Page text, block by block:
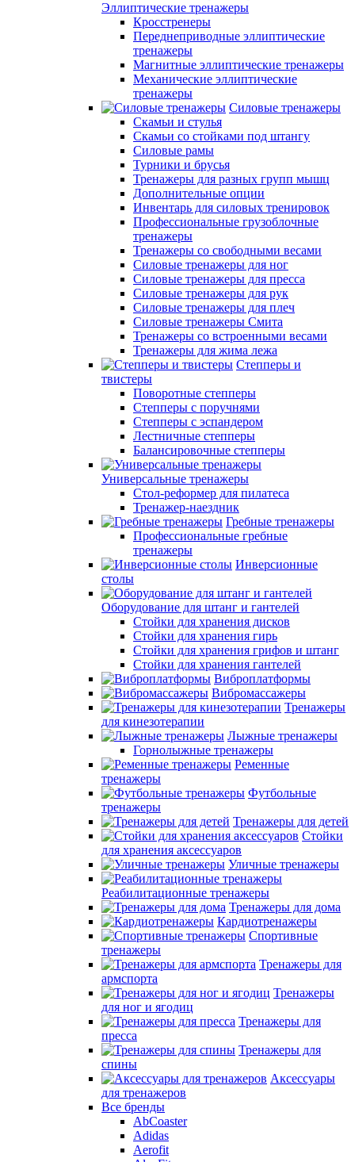
Эллиптические тренажеры
Кросстренеры
Переднеприводные эллиптические
тренажеры
Магнитные эллиптические тренажеры
Механические эллиптические
тренажеры
Силовые тренажеры
Скамьи и стулья
Скамьи со стойками под штангу
Силовые рамы
Турники и брусья
Тренажеры для разных групп мышц
Дополнительные опции
Инвентарь для силовых тренировок
Профессиональные грузоблочные
тренажеры
Тренажеры со свободными весами
Силовые тренажеры для ног
Силовые тренажеры для пресса
Силовые тренажеры для рук
Силовые тренажеры для плеч
Силовые тренажеры Смита
Тренажеры со встроенными весами
Тренажеры для жима лежа
Степперы и
твистеры
Поворотные степперы
Степперы с поручнями
Степперы с эспандером
Лестничные степперы
Балансировочные степперы
Универсальные тренажеры
Стол-реформер для пилатеса
Тренажер-наездник
Гребные тренажеры
Профессиональные гребные
тренажеры
Инверсионные
столы
Оборудование для штанг и гантелей
Стойки для хранения дисков
Стойки для хранения гирь
Стойки для хранения грифов и штанг
Стойки для хранения гантелей
Виброплатформы
Вибромассажеры
Тренажеры
для кинезотерапии
Лыжные тренажеры
Горнолыжные тренажеры
Ременные
тренажеры
Футбольные
тренажеры
Тренажеры для детей
Стойки
для хранения аксессуаров
Уличные тренажеры
Реабилитационные тренажеры
Тренажеры для дома
Кардиотренажеры
Спортивные
тренажеры
Тренажеры для
армспорта
Тренажеры
для ног и ягодиц
Тренажеры для
пресса
Тренажеры для
спины
Аксессуары
для тренажеров
Все бренды
AbCoaster
Adidas
Aerofit